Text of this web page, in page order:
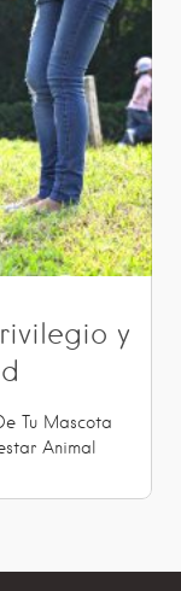
y
Tu Mascota
Animal